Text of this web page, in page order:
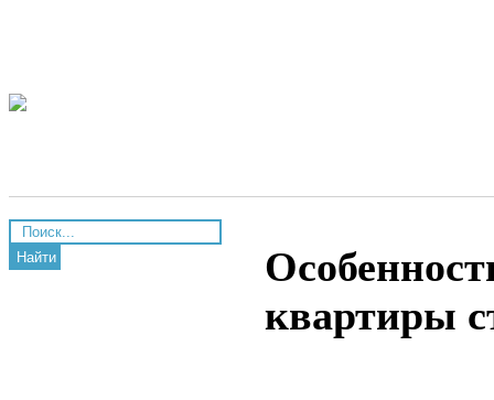
Найти
квартиры